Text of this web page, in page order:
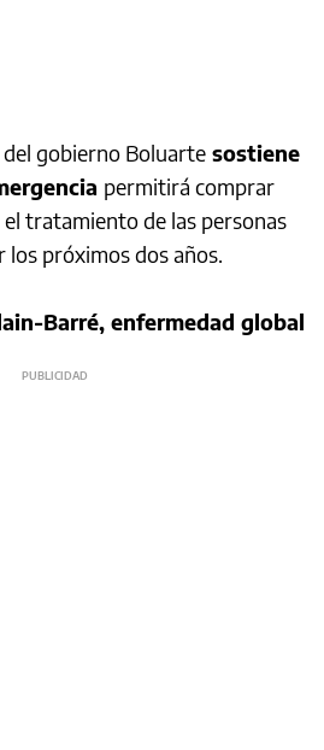
gobierno Boluarte sostiene
permitirá comprar
tratamiento de las personas
próximos dos años.
Barré, enfermedad global